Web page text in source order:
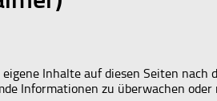
Inhalte auf diesen Seiten
Informationen zu überwachen